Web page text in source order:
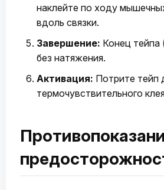
наклейте по ходу
вдоль связки.
Завершение: Конец тейпа
без натяжения.
Активация: Потрите тейп
термочувствительного